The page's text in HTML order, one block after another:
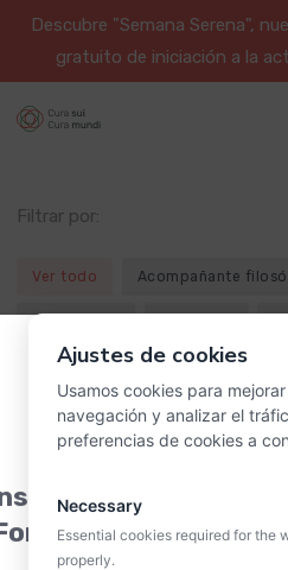
Descubre "Semana Serena",
gratuito de iniciación a la
Filtrar por:
Ver todo Acompañante
Profesor/a Psicoanalista
Terapeuta Terapeuta Gestalt
a la charla
en
Ajustes de cookies
Usamos cookies para
navegación y analizar el
preferencias de cookies a
Necessary
Essential cookies required for the
properly.